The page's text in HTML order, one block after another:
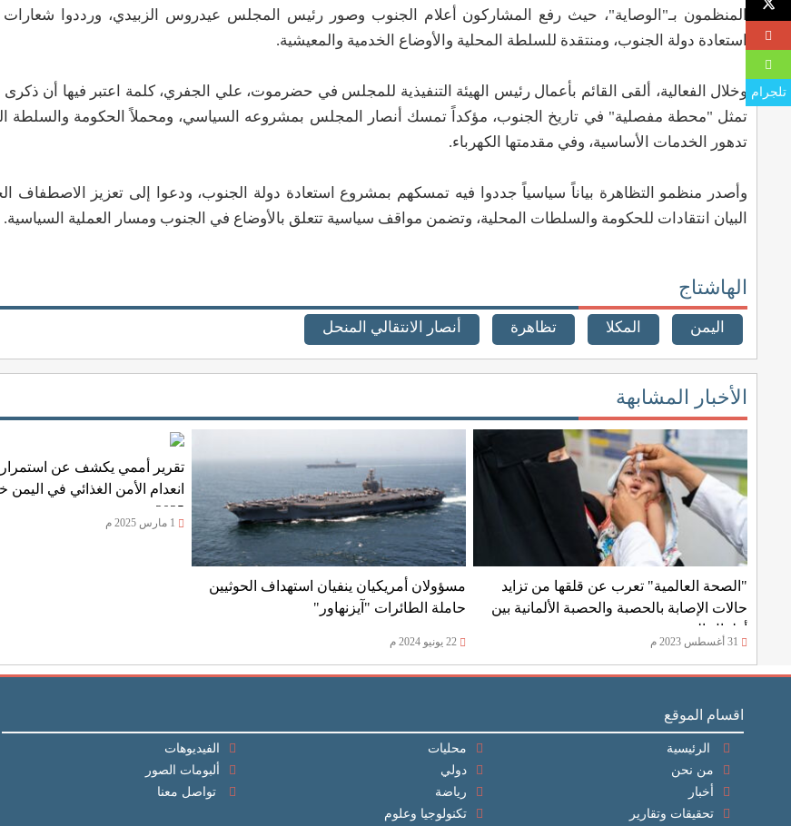
المنظمون بـ"الوصاية"، حيث رفع المشاركون أعلام الجنوب وصور رئيس المجلس عيدروس الزبيدي، ورددوا
استعادة دولة الجنوب، ومنتقدة للسلطة المحلية والأوضاع الخدمية والمعيشية.
وخلال الفعالية، ألقى القائم بأعمال رئيس الهيئة التنفيذية للمجلس في حضرموت، علي الجفري، كلمة اعتبر فيها أن ذكرى
تمثل "محطة مفصلية" في تاريخ الجنوب، مؤكداً تمسك أنصار المجلس بمشروعه السياسي، ومحملاً الحكومة والسلطة
تدهور الخدمات الأساسية، وفي مقدمتها الكهرباء.
وأصدر منظمو التظاهرة بياناً سياسياً جددوا فيه تمسكهم بمشروع استعادة دولة الجنوب، ودعوا إلى تعزيز الاصطفاف
البيان انتقادات للحكومة والسلطات المحلية، وتضمن مواقف سياسية تتعلق بالأوضاع في الجنوب ومسار العملية السياسية.
الهاشتاج
اليمن المكلا تظاهرة أنصار الانتقالي المنحل
الأخبار المشابهة
"الصحة العالمية" تعرب عن قلقها من تزايد
حالات الإصابة بالحصبة والحصبة الألمانية بين
أطفال اليمن
مسؤولان أمريكيان ينفيان استهداف الحوثيين
حاملة الطائرات "آيزنهاور"
22 يونيو 2024 م
تقرير أممي يكشف عن
انعدام الأمن الغذائي في اليمن
2025
تلجرام
اقسام الموقع
الرئيسية
من نحن
أخبار
تحقيقات وتقارير
محليات
دولي
رياضة
تكنولوجيا وعلوم
الفيديوهات
ألبومات الصور
تواصل معنا